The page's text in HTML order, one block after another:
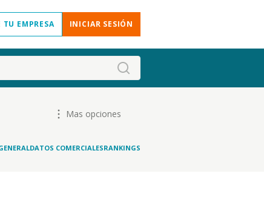
TU EMPRESA INICIAR SESIÓN
Mas opciones
DATOS COMERCIALESRANKINGS